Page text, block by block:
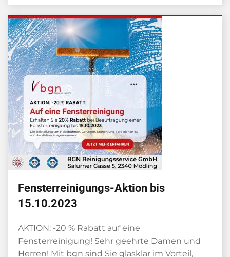
Fensterreinigungs-Aktion bis
15.10.2023
AKTION: -20 % Rabatt auf eine
Fensterreinigung! Sehr geehrte Damen und
Herren! Mit bgn sind Sie glasklar im Vorteil,